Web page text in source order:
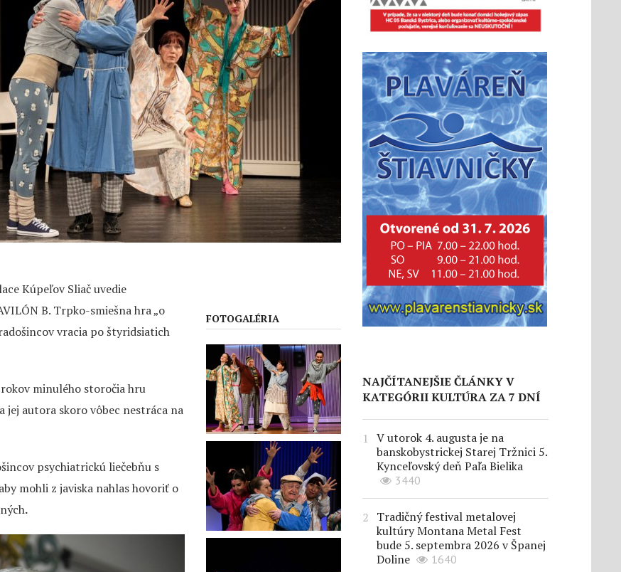
Kúpeľov Sliač uvedie
B. Trpko-smiešna hra „o
vracia po štyridsiatich
minulého storočia hru
autora skoro vôbec nestráca na
psychiatrickú liečebňu s
mohli z javiska nahlas hovoriť o
.
FOTOGALÉRIA
NAJČÍTANEJŠIE ČLÁNKY V
KATEGÓRII KULTÚRA ZA 7 DNÍ
V utorok 4. augusta je na
banskobystrickej Starej Tržnici 5.
Kynceľovský deň Paľa Bielika
3440
Tradičný festival metalovej
kultúry Montana Metal Fest
bude 5. septembra 2026 v Španej
Doline
1640